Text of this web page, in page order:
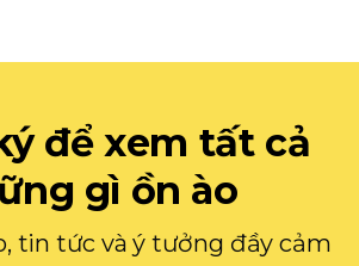
để xem tất cả
gì ồn ào
tin tức và ý tưởng đầy cảm